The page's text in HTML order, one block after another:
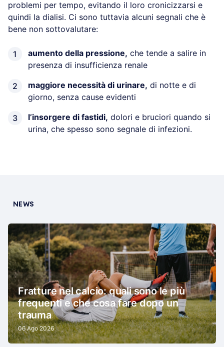
problemi per tempo, evitando il loro cronicizzarsi e
quindi la dialisi. Ci sono tuttavia alcuni segnali che è
bene non sottovalutare:
aumento della pressione, che tende a salire in
presenza di insufficienza renale
maggiore necessità di urinare, di notte e di
giorno, senza cause evidenti
l’insorgere di fastidi, dolori e bruciori quando si
urina, che spesso sono segnale di infezioni.
NEWS
Fratture nel calcio: quali sono le più
frequenti e che cosa fare dopo un
trauma
06 Ago 2026